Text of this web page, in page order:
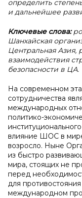
определить
и дальнейшее
Ключевые слова:
Шанхайская
Центральная
взаимодействия
безопасности в ЦА.
На современном
сотрудничества
международных
политико-
влияние ШОС в
возросло. Ныне
из быстро
мира, стоящих не
перед
для
международном